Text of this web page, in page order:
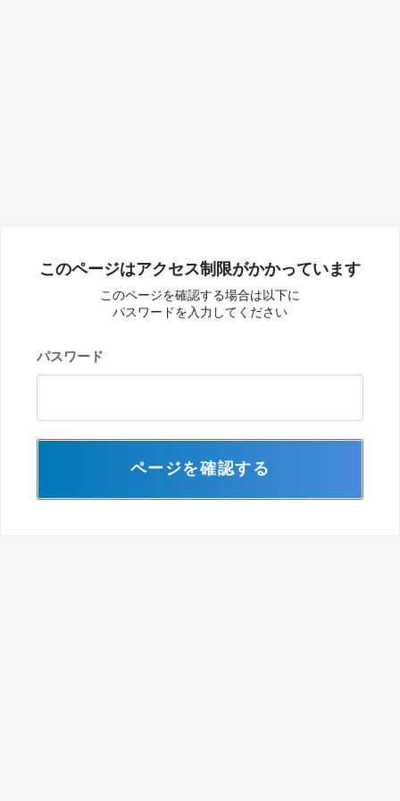
このページはアクセス制限がかかっています
このページを確認する場合は以下に
パスワードを入力してください
パスワード
ページを確認する